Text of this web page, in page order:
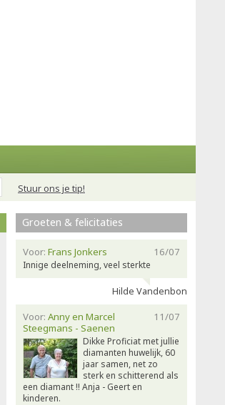
Stuur ons je tip!
Groeten & felicitaties
16/07
Voor: Frans Jonkers
Innige deelneming, veel sterkte
Hilde Vandenbon
11/07
Voor: Anny en Marcel
Steegmans - Saenen
Dikke Proficiat met jullie
diamanten huwelijk, 60
jaar samen, net zo
sterk en schitterend als
een diamant !! Anja - Geert en
kinderen.